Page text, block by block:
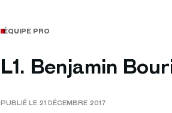
ÉQUIPE PRO
L1. Benjamin
PUBLIÉ LE 21 DÉCEMBRE 2017